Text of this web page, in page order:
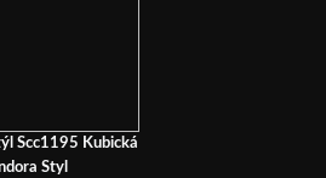
Scc1195 Kubická
Styl